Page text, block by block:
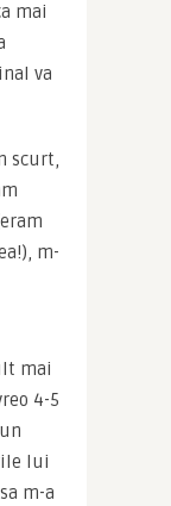
mai
va
scurt,
m-
mai
4-5
lui
m-a